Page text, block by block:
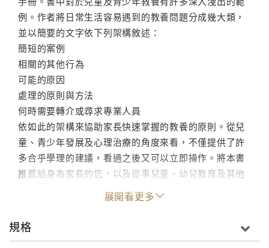
例。作者將日常生活容易遇到的教養問題分成幾大類，
並以簡要的文字依下列架構敘述：
簡短的案例
相關的其他行為
可能的原因
處理的原則與方法
何時需要轉介或尋求專業人員
依如此的架構來協助家長快速掌握的教養的原則。從兒
童、青少年發展及心理治療的角度來看，不僅提供了許
多合乎學理的建議，看過之後又可以立即操作。將本書
推薦給身為家長的您，以及從事兒童、幼兒教育及其他
心理衛生相關的專業人員們。
黃詩殷
展開看更多
規格